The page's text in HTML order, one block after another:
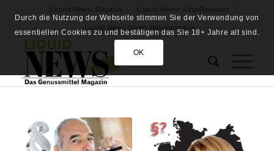
Durch die Nutzung der Webseite stimmen Sie der Verwendung von
essentiellen Cookies zu und bestätigen das Sie 18+ Jahre alt sind.
OK